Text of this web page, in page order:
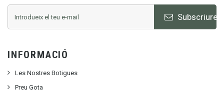
Subscriure's
INFORMACIÓ
Les Nostres Botigues
Preu Gota